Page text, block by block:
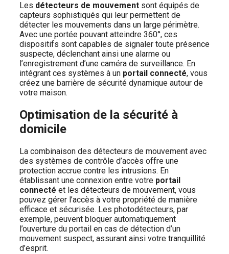
Les détecteurs de mouvement sont équipés de
capteurs sophistiqués qui leur permettent de
détecter les mouvements dans un large périmètre.
Avec une portée pouvant atteindre 360°, ces
dispositifs sont capables de signaler toute présence
suspecte, déclenchant ainsi une alarme ou
l’enregistrement d’une caméra de surveillance. En
intégrant ces systèmes à un portail connecté, vous
créez une barrière de sécurité dynamique autour de
votre maison.
Optimisation de la sécurité à
domicile
La combinaison des détecteurs de mouvement avec
des systèmes de contrôle d’accès offre une
protection accrue contre les intrusions. En
établissant une connexion entre votre portail
connecté et les détecteurs de mouvement, vous
pouvez gérer l’accès à votre propriété de manière
efficace et sécurisée. Les photodétecteurs, par
exemple, peuvent bloquer automatiquement
l’ouverture du portail en cas de détection d’un
mouvement suspect, assurant ainsi votre tranquillité
d’esprit.